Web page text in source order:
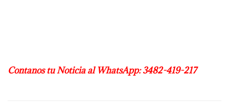
Contanos tu Noticia al WhatsApp: 3482-419-217